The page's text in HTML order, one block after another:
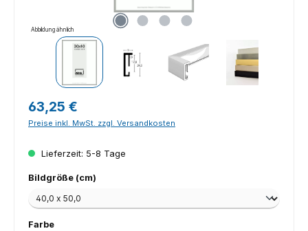
Abbildung ähnlich
Regulärer Preis:
63,25 €
Preise inkl. MwSt. zzgl. Versandkosten
Lieferzeit: 5-8 Tage
Bildgröße (cm)
Farbeauswählen